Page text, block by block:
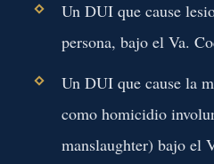
Un DUI que cause
persona, bajo el Va.
Un DUI que cause la
como homicidio
manslaughter) bajo el